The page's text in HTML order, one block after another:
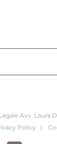
Avv. Laura
Policy |